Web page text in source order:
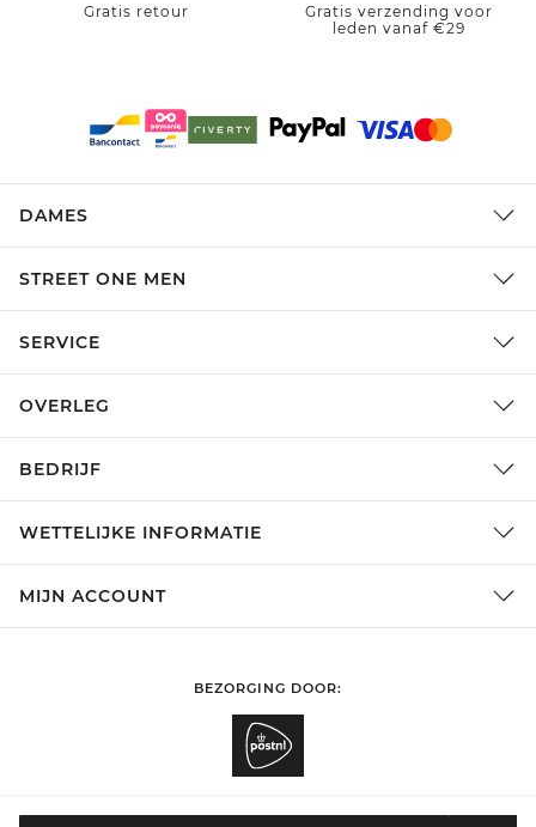
Gratis retour
Gratis verzending voor
leden vanaf €29
DAMES
STREET ONE MEN
SERVICE
OVERLEG
BEDRIJF
WETTELIJKE INFORMATIE
MIJN ACCOUNT
BEZORGING DOOR: